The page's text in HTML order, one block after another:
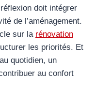
doit intégrer
de l’aménagement.
sur la rénovation
les priorités. Et
quotidien, un
au confort